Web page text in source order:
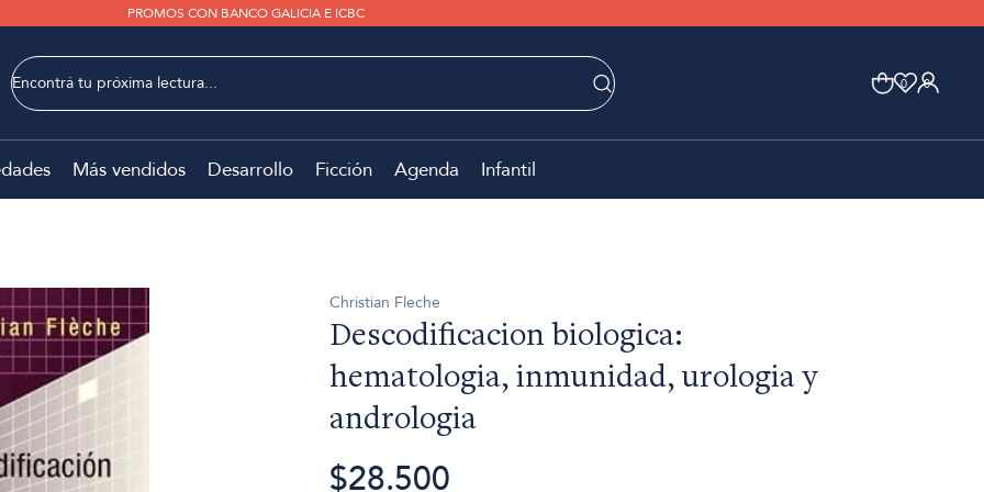
PROMOS CON BANCO GALICIA E ICBC
0 0
Más vendidos Desarrollo Ficción Agenda Infantil
Christian Fleche
Descodificacion biologica:
hematologia, inmunidad, urologia y
andrologia
$28.500